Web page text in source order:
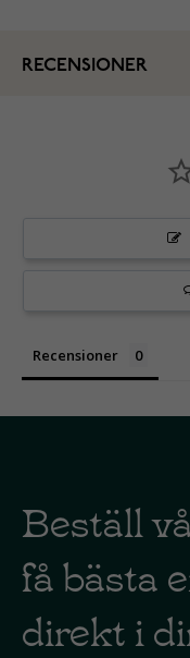
RECENSIONER
Recensioner
Beställ
få bästa
direkt i